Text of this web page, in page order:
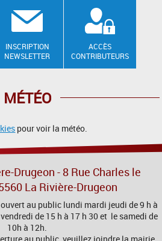
INSCRIPTION
NEWSLETTER
ACCÈS
CONTRIBUTEURS
MÉTÉO
pour voir la météo.
Drugeon - 8 Rue Charles le
La Rivière-Drugeon
au public lundi mardi jeudi de 9 h à
de 15 h à 17 h 30 et le samedi de
10h à 12h.